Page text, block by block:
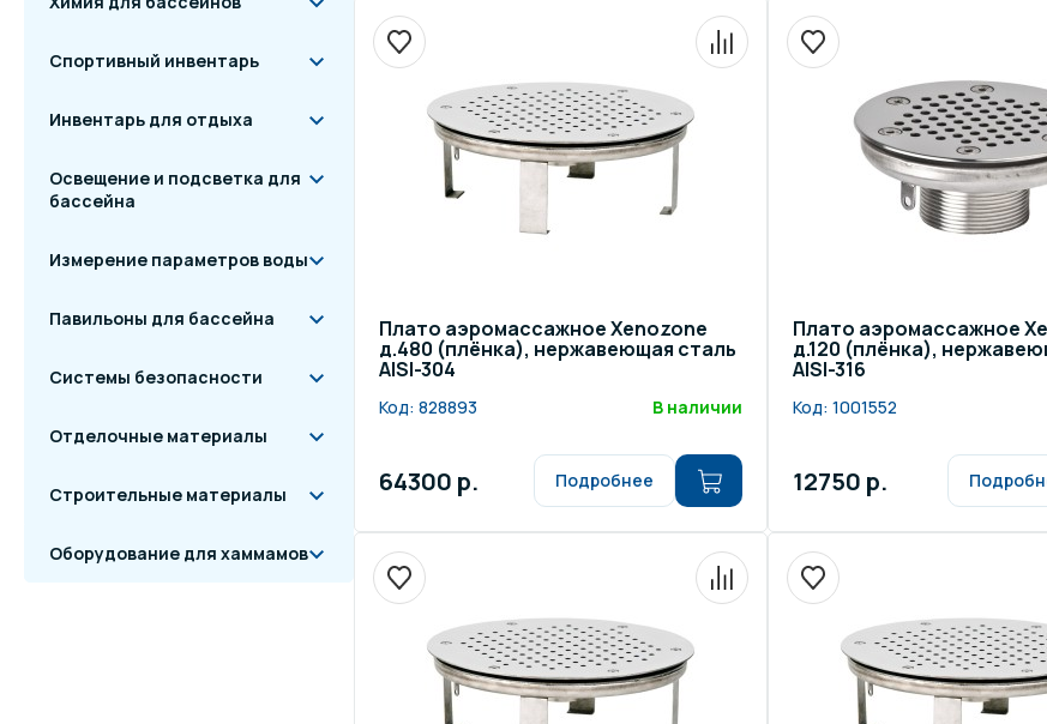
Спортивный инвентарь
Инвентарь для отдыха
Освещение и подсветка для
бассейна
Измерение параметров воды
Павильоны для бассейна
Системы безопасности
Отделочные материалы
Строительные материалы
Оборудование для хаммамов
Плато аэромассажное Xenozone
д.480 (плёнка), нержавеющая сталь
AISI-304
Код: 828893 В наличии
64300 р. Подробнее
Плато аэромассажное
д.120 (плёнка),
AISI-316
Код: 1001552
12750 р.